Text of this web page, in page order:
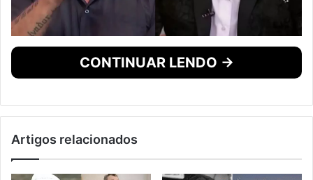
CONTINUAR LENDO →
Artigos relacionados